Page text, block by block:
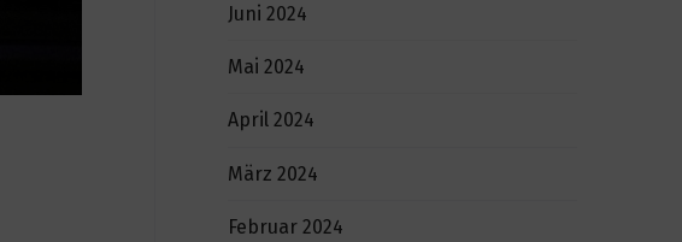
Juni 2024
Mai 2024
April 2024
März 2024
Februar 2024